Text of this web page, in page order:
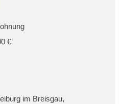
€
im Breisgau,